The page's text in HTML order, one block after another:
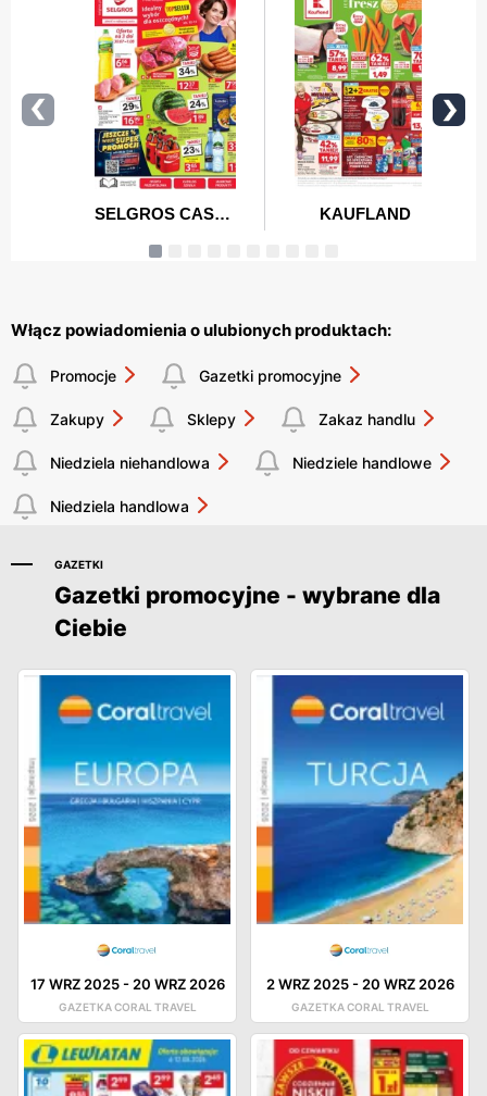
Włącz powiadomienia o ulubionych produktach:
Promocje Gazetki promocyjne
Zakupy Sklepy Zakaz handlu
Niedziela niehandlowa Niedziele handlowe
Niedziela handlowa
GAZETKI
Gazetki promocyjne - wybrane dla
Ciebie
17 WRZ 2025- 20 WRZ 2026
GAZETKA CORAL TRAVEL
2 WRZ 2025- 20 WRZ 2026
GAZETKA CORAL TRAVEL